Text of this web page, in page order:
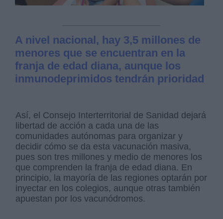
A nivel nacional, hay 3,5 millones de
menores que se encuentran en la
franja de edad diana, aunque los
inmunodeprimidos tendrán prioridad
Así, el Consejo Interterritorial de Sanidad dejará
libertad de acción a cada una de las
comunidades autónomas para organizar y
decidir cómo se da esta vacunación masiva,
pues son tres millones y medio de menores los
que comprenden la franja de edad diana. En
principio, la mayoría de las regiones optarán por
inyectar en los colegios, aunque otras también
apuestan por los vacunódromos.